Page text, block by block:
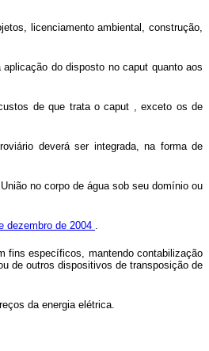
licenciamento ambiental, construção,
aplicação do disposto nocaput quanto aos
de que trata ocaput , exceto os de
deverá ser integrada, na forma de
no corpo de água sob seu domínio ou
dezembro de 2004 .
fins específicos, mantendo contabilização
de outros dispositivos de transposição de
da energia elétrica.